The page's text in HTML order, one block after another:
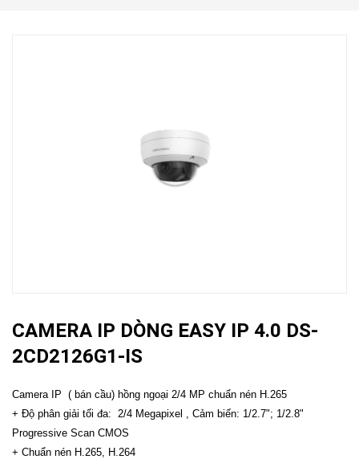
CAMERA IP DÒNG EASY IP 4.0 DS-
2CD2126G1-IS
Camera IP ( bán cầu) hồng ngoại 2/4 MP chuẩn nén H.265
+ Độ phân giải tối đa: 2/4 Megapixel , Cảm biến: 1/2.7"; 1/2.8"
Progressive Scan CMOS
+ Chuẩn nén H.265, H.264